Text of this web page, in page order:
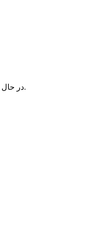
در حال حاضر سبد خرید شما خالی می‌باشد.